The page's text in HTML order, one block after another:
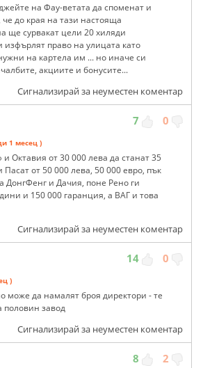
на Фау-ветата да споменат и
до края на тази настояща
ще сурвакат цели 20 хиляди
изфърлят право на улицата като
на картела им ... но иначе си
акциите и бонусите...
Сигнализирай за неуместен коментар
7 0
1 месец )
Октавия от 30 000 лева да станат 35
Пасат от 50 000 лева, 50 000 евро, пък
ДонгФенг и Дачия, поне Рено ги
и 150 000 гаранция, а ВАГ и това
Сигнализирай за неуместен коментар
14 0
)
може да намалят броя директори - те
половин завод
Сигнализирай за неуместен коментар
8 2